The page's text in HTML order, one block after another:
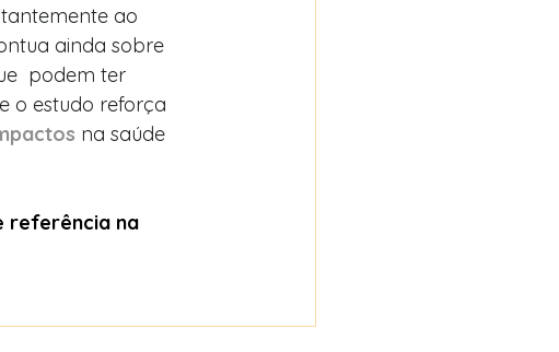
ao
ainda sobre
podem ter
o estudo reforça
na saúde
referência na